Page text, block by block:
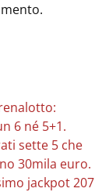
6 né 5+1.
sette 5 che
30mila euro.
jackpot 207